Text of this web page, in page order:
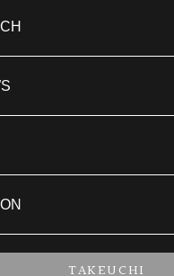
金沢本店情報
TAKEUCHI